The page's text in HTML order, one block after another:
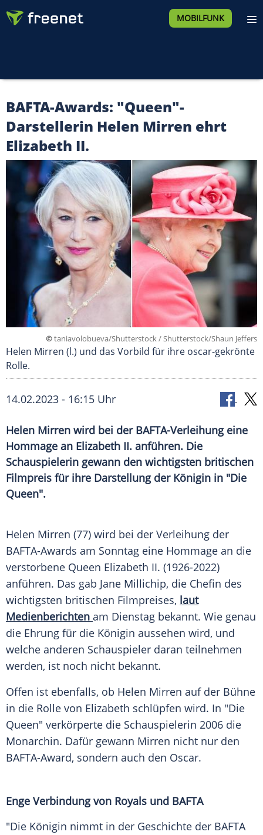
MOBILFUNK
BAFTA-Awards: "Queen"-
Darstellerin Helen Mirren ehrt
Elizabeth II.
©taniavolobueva/Shutterstock / Shutterstock/Shaun Jeffers
Helen Mirren (l.) und das Vorbild für ihre oscar-gekrönte
Rolle.
14.02.2023 - 16:15 Uhr
Helen Mirren wird bei der BAFTA-Verleihung eine
Hommage an Elizabeth II. anführen. Die
Schauspielerin gewann den wichtigsten britischen
Filmpreis für ihre Darstellung der Königin in "Die
Queen".
Helen Mirren (77) wird bei der Verleihung der
BAFTA-Awards am Sonntag eine Hommage an die
verstorbene Queen Elizabeth II. (1926-2022)
anführen. Das gab Jane Millichip, die Chefin des
wichtigsten britischen Filmpreises, laut
Medienberichten am Dienstag bekannt. Wie genau
die Ehrung für die Königin aussehen wird, und
welche anderen Schauspieler daran teilnehmen
werden, ist noch nicht bekannt.
Offen ist ebenfalls, ob Helen Mirren auf der Bühne
in die Rolle von Elizabeth schlüpfen wird. In "Die
Queen" verkörperte die Schauspielerin 2006 die
Monarchin. Dafür gewann Mirren nicht nur den
BAFTA-Award, sondern auch den Oscar.
Enge Verbindung von Royals und BAFTA
"Die Königin nimmt in der Geschichte der BAFTA